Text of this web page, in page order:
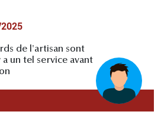
de l'artisan sont
un tel service avant